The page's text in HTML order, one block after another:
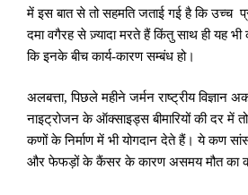
में इस बात से तो सहमति जताई गई है कि उच्च
दमा वगैरह से ज़्यादा मरते हैं किंतु साथ ही यह
कि इनके बीच कार्य-कारण सम्बंध हो।
अलबत्ता,पिछले महीने जर्मन राष्ट्रीय विज्ञान
नाइट्रोजन के ऑक्साइड्स बीमारियों की दर में तो
कणों के निर्माण में भी योगदान देते हैं। ये कण
और फेफड़ों के कैंसर के कारण असमय मौत का